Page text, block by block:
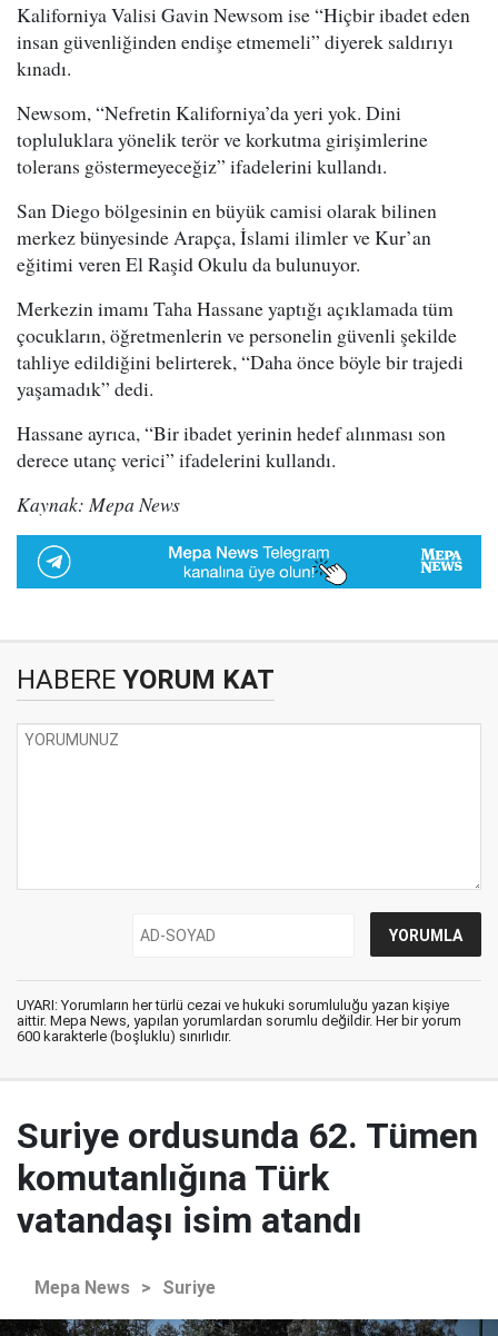
Kaliforniya Valisi Gavin Newsom ise “Hiçbir ibadet eden
insan güvenliğinden endişe etmemeli” diyerek saldırıyı
kınadı.
Newsom, “Nefretin Kaliforniya’da yeri yok. Dini
topluluklara yönelik terör ve korkutma girişimlerine
tolerans göstermeyeceğiz” ifadelerini kullandı.
San Diego bölgesinin en büyük camisi olarak bilinen
merkez bünyesinde Arapça, İslami ilimler ve Kur’an
eğitimi veren El Raşid Okulu da bulunuyor.
Merkezin imamı Taha Hassane yaptığı açıklamada tüm
çocukların, öğretmenlerin ve personelin güvenli şekilde
tahliye edildiğini belirterek, “Daha önce böyle bir trajedi
yaşamadık” dedi.
Hassane ayrıca, “Bir ibadet yerinin hedef alınması son
derece utanç verici” ifadelerini kullandı.
Kaynak: Mepa News
HABERE YORUM KAT
UYARI: Yorumların her türlü cezai ve hukuki sorumluluğu yazan kişiye
aittir. Mepa News, yapılan yorumlardan sorumlu değildir. Her bir yorum
600 karakterle (boşluklu) sınırlıdır.
Suriye ordusunda 62. Tümen
komutanlığına Türk
vatandaşı isim atandı
Mepa News > Suriye